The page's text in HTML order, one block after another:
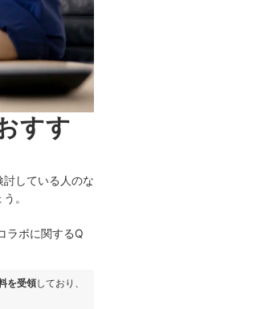
すす
している人のな
。
ラボに関するQ
を受領しており、